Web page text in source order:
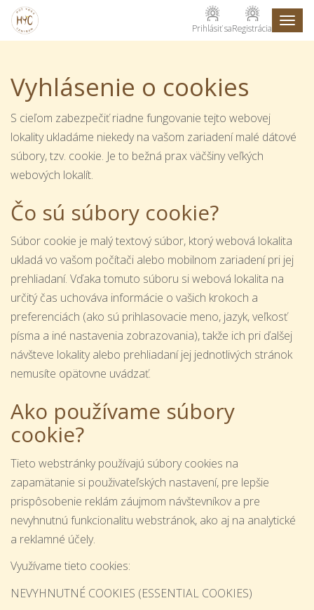
Prihlásiť saRegistrácia
Vyhlásenie o cookies
S cieľom zabezpečiť riadne fungovanie tejto webovej
lokality ukladáme niekedy na vašom zariadení malé dátové
súbory, tzv. cookie. Je to bežná prax väčšiny veľkých
webových lokalít.
Čo sú súbory cookie?
Súbor cookie je malý textový súbor, ktorý webová lokalita
ukladá vo vašom počítači alebo mobilnom zariadení pri jej
prehliadaní. Vďaka tomuto súboru si webová lokalita na
určitý čas uchováva informácie o vašich krokoch a
preferenciách (ako sú prihlasovacie meno, jazyk, veľkosť
písma a iné nastavenia zobrazovania), takže ich pri ďalšej
návšteve lokality alebo prehliadaní jej jednotlivých stránok
nemusíte opätovne uvádzať.
Ako používame súbory
cookie?
Tieto webstránky používajú súbory cookies na
zapamätanie si použivateľských nastavení, pre lepšie
prispôsobenie reklám záujmom návštevníkov a pre
nevyhnutnú funkcionalitu webstránok, ako aj na analytické
a reklamné účely.
Využívame tieto cookies:
NEVYHNUTNÉ COOKIES (ESSENTIAL COOKIES)